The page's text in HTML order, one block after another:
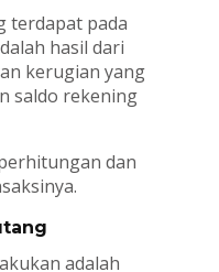
terdapat pada
hasil dari
kerugian yang
saldo rekening
dan
adalah